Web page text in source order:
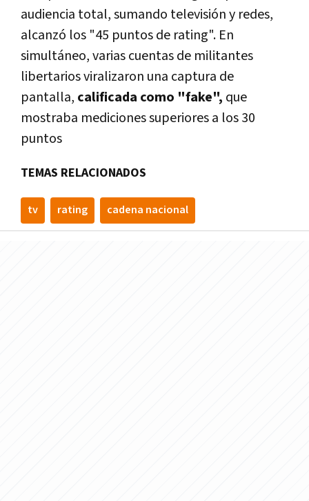
audiencia total, sumando televisión y redes,
alcanzó los "45 puntos de rating". En
simultáneo, varias cuentas de militantes
libertarios viralizaron una captura de
pantalla, calificada como "fake", que
mostraba mediciones superiores a los 30
puntos
TEMAS RELACIONADOS
tv rating cadena nacional